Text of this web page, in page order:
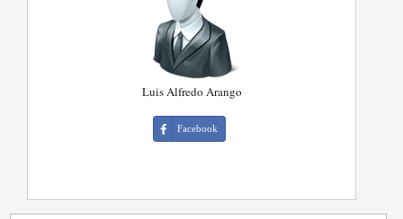
Luis Alfredo Arango
Facebook